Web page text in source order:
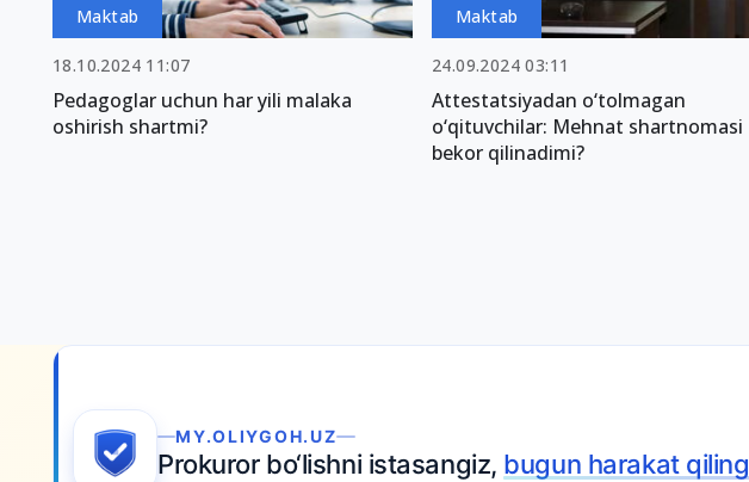
Maktab
18.10.2024 11:07
Pedagoglar uchun har yili malaka
oshirish shartmi?
Maktab
24.09.2024 03:11
Attestatsiyadan o‘tolmagan
o‘qituvchilar: Mehnat shartnomasi
bekor qilinadimi?
MY.OLIYGOH.UZ
Prokuror bo‘lishni istasangiz, bugun harakat qiling